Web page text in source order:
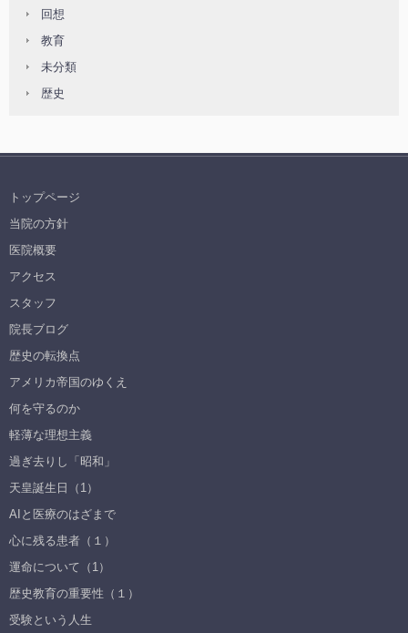
回想
教育
未分類
歴史
トップページ
当院の方針
医院概要
アクセス
スタッフ
院長ブログ
歴史の転換点
アメリカ帝国のゆくえ
何を守るのか
軽薄な理想主義
過ぎ去りし「昭和」
天皇誕生日（1）
AIと医療のはざまで
心に残る患者（１）
運命について（1）
歴史教育の重要性（１）
受験という人生